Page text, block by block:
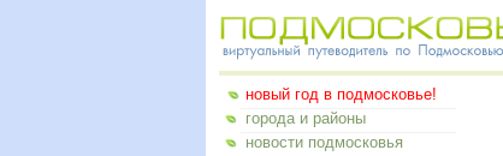
новый год в подмосковье!
города и районы
новости подмосковья